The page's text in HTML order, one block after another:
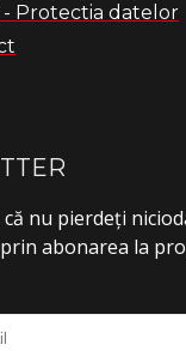
- Protectia datelor
nu pierdeți
abonarea la